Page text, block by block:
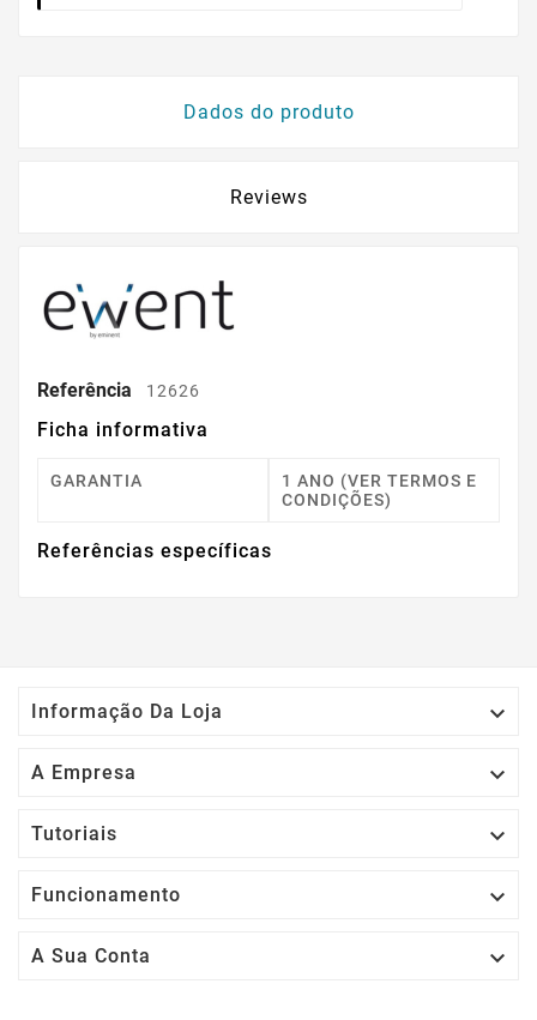
Dados do produto
Reviews
Referência 12626
Ficha informativa
GARANTIA
1 ANO (VER TERMOS E
CONDIÇÕES)
Referências específicas
Informação Da Loja 
A Empresa 
Tutoriais 
Funcionamento 
A Sua Conta 